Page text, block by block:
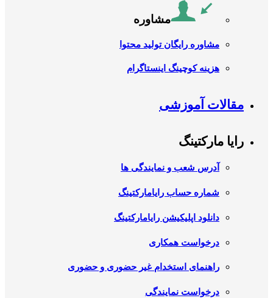
مشاوره
مشاوره رایگان تولید محتوا
هزینه کوچینگ اینستاگرام
مقالات آموزشی
رایا مارکتینگ
آدرس شعب و نمایندگی ها
شماره حساب رایامارکتینگ
دانلود اپلیکیشن رایامارکتینگ
درخواست همکاری
راهنمای استخدام غیر حضوری و حضوری
درخواست نمایندگی